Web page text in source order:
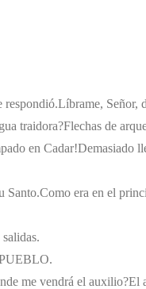
respondió.Líbrame, Señor,
traidora?Flechas de
en Cadar!Demasiado
Santo.Como era en el
me vendrá el auxilio?El